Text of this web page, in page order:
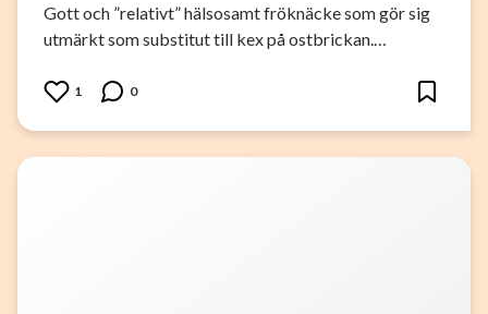
Gott och ”relativt” hälsosamt fröknäcke som gör sig
utmärkt som substitut till kex på ostbrickan.…
1 0